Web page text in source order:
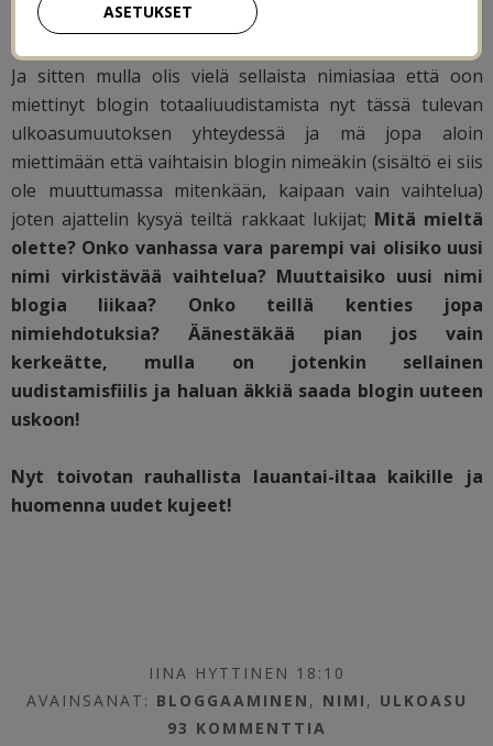
Ja sitten mulla olis vielä sellaista nimiasiaa että oon
miettinyt blogin totaaliuudistamista nyt tässä tulevan
ulkoasumuutoksen yhteydessä ja mä jopa aloin
miettimään että vaihtaisin blogin nimeäkin (sisältö ei siis
ole muuttumassa mitenkään, kaipaan vain vaihtelua)
joten ajattelin kysyä teiltä rakkaat lukijat; Mitä mieltä
olette? Onko vanhassa vara parempi vai olisiko uusi
nimi virkistävää vaihtelua? Muuttaisiko uusi nimi
blogia liikaa? Onko teillä kenties jopa
nimiehdotuksia? Äänestäkää pian jos vain
kerkeätte, mulla on jotenkin sellainen
uudistamisfiilis ja haluan äkkiä saada blogin uuteen
uskoon!
Nyt toivotan rauhallista lauantai-iltaa kaikille ja
huomenna uudet kujeet!
IINA HYTTINEN 18:10
AVAINSANAT: BLOGGAAMINEN , NIMI , ULKOASU
93 KOMMENTTIA
ASETUKSET